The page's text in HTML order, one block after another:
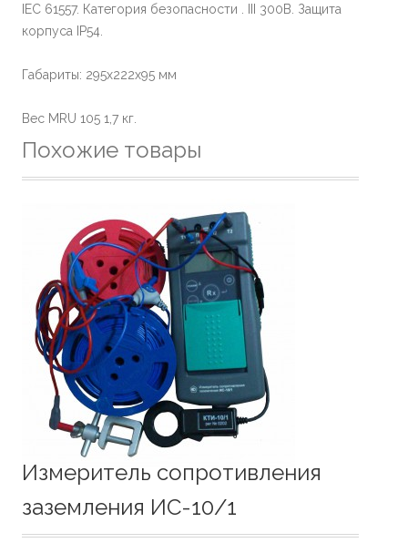
IEC 61557. Категория безопасности . III 300В. Защита
корпуса IP54.
Габариты: 295x222x95 мм
Вес MRU 105 1,7 кг.
Похожие товары
Измеритель сопротивления
заземления ИС-10/1